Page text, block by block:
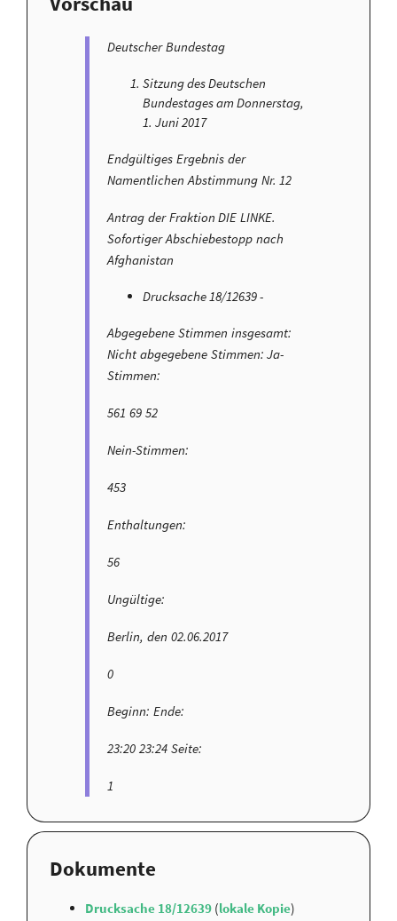
Deutscher Bundestag
Sitzung des Deutschen
Bundestages am Donnerstag,
1. Juni 2017
Endgültiges Ergebnis der
Namentlichen Abstimmung Nr. 12
Antrag der Fraktion DIE LINKE.
Sofortiger Abschiebestopp nach
Afghanistan
Drucksache 18/12639 -
Abgegebene Stimmen insgesamt:
Nicht abgegebene Stimmen: Ja-
Stimmen:
561 69 52
Nein-Stimmen:
453
Enthaltungen:
56
Ungültige:
Berlin, den 02.06.2017
0
Beginn: Ende:
23:20 23:24 Seite:
1
Dokumente
Drucksache 18/12639 (lokale Kopie)